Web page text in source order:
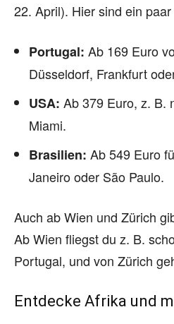
22. April). Hier sind ein
Portugal: Ab 169 Euro
Düsseldorf, Frankfurt
USA: Ab 379 Euro, z. B.
Miami.
Brasilien: Ab 549 Euro
Janeiro oder São Paulo.
Auch ab Wien und Zürich
Ab Wien fliegst du z. B.
Portugal, und von Zürich
Entdecke Afrika und